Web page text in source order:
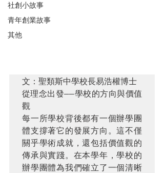
社創小故事
青年創業故事
其他
文：聖類斯中學校長易浩權博士
從理念出發——學校的方向與價值
觀
每一所學校背後都有一個辦學團
體支撐著它的發展方向。這不僅
關乎學術成就，還包括價值觀的
傳承與實踐。在本學年，學校的
辦學團體為我們確立了一個清晰